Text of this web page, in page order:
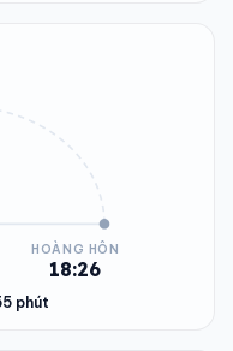
HOÀNG HÔN
18:26
phút